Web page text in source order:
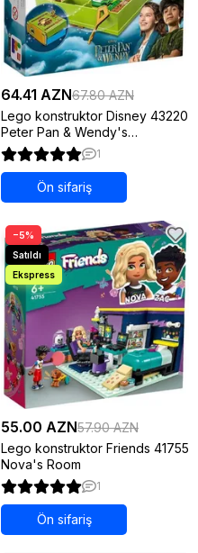
64.41 AZN67.80 AZN
Lego konstruktor Disney 43220
Peter Pan & Wendy's
Storybook Adventure
1
Ön sifariş
−5%
55.00 AZN57.90 AZN
Lego konstruktor Friends 41755
Nova's Room
1
Ön sifariş